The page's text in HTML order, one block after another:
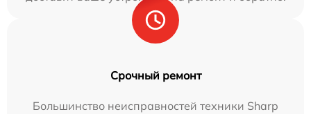
Срочный ремонт
Большинство неисправностей техники Sharp